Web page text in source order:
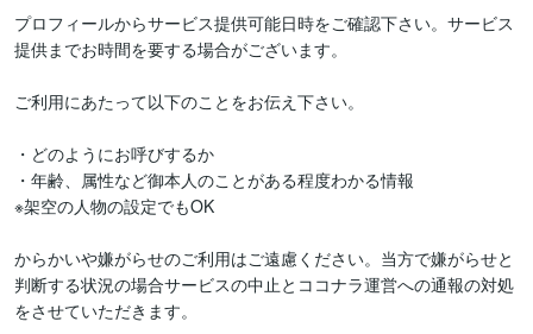
プロフィールからサービス提供可能日時をご確認下さい。サービス
提供までお時間を要する場合がございます。
ご利用にあたって以下のことをお伝え下さい。
・どのようにお呼びするか
・年齢、属性など御本人のことがある程度わかる情報
※架空の人物の設定でもOK
からかいや嫌がらせのご利用はご遠慮ください。当方で嫌がらせと
判断する状況の場合サービスの中止とココナラ運営への通報の対処
をさせていただきます。